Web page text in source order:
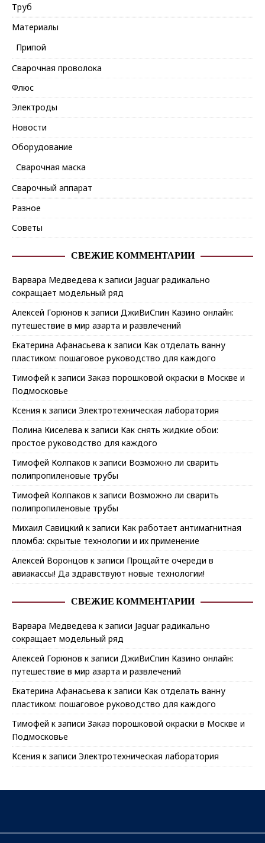
Труб
Материалы
Припой
Сварочная проволока
Флюс
Электроды
Новости
Оборудование
Сварочная маска
Сварочный аппарат
Разное
Советы
СВЕЖИЕ КОММЕНТАРИИ
Варвара Медведева к записи Jaguar радикально
сокращает модельный ряд
Алексей Горюнов к записи ДжиВиСпин Казино онлайн:
путешествие в мир азарта и развлечений
Екатерина Афанасьева к записи Как отделать ванну
пластиком: пошаговое руководство для каждого
Тимофей к записи Заказ порошковой окраски в Москве и
Подмосковье
Ксения к записи Электротехническая лаборатория
Полина Киселева к записи Как снять жидкие обои:
простое руководство для каждого
Тимофей Колпаков к записи Возможно ли сварить
полипропиленовые трубы
Тимофей Колпаков к записи Возможно ли сварить
полипропиленовые трубы
Михаил Савицкий к записи Как работает антимагнитная
пломба: скрытые технологии и их применение
Алексей Воронцов к записи Прощайте очереди в
авиакассы! Да здравствуют новые технологии!
СВЕЖИЕ КОММЕНТАРИИ
Варвара Медведева к записи Jaguar радикально
сокращает модельный ряд
Алексей Горюнов к записи ДжиВиСпин Казино онлайн:
путешествие в мир азарта и развлечений
Екатерина Афанасьева к записи Как отделать ванну
пластиком: пошаговое руководство для каждого
Тимофей к записи Заказ порошковой окраски в Москве и
Подмосковье
Ксения к записи Электротехническая лаборатория